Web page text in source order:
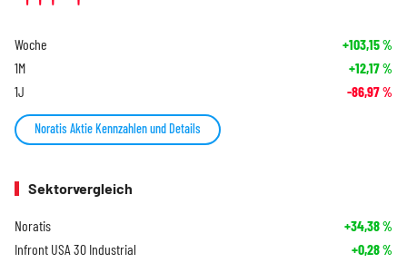
Woche +103,15%
1M +12,17%
1J -86,97%
Noratis Aktie Kennzahlen und Details
Sektorvergleich
Noratis +34,38%
Infront USA 30 Industrial +0,28%